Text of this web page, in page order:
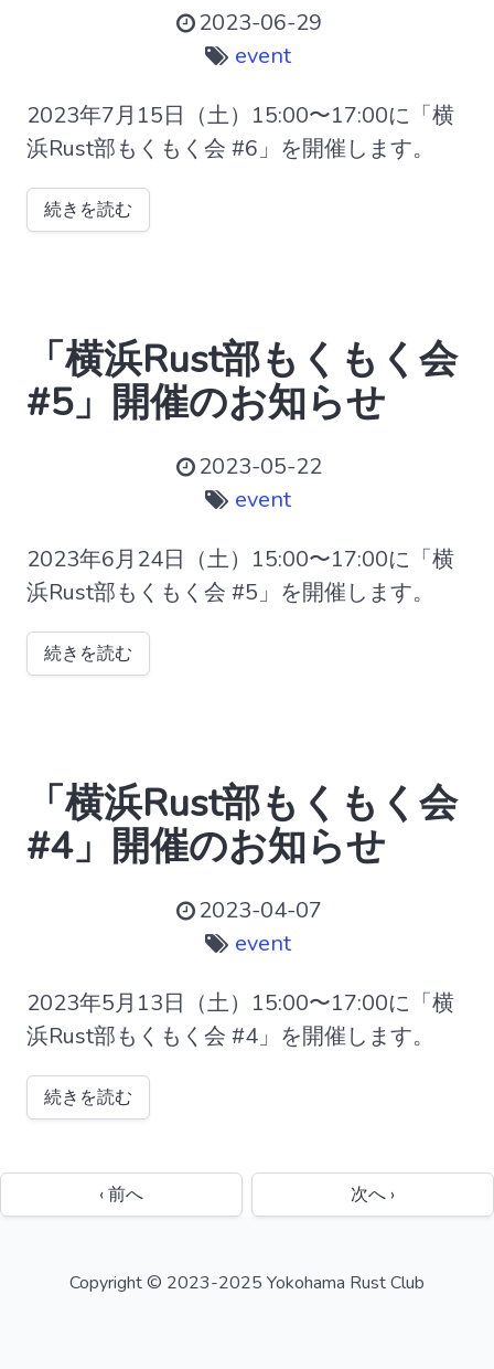
2023-06-29
event
2023年7月15日（土）15:00〜17:00に「横
浜Rust部もくもく会 #6」を開催します。
続きを読む
「横浜Rust部もくもく会
#5」開催のお知らせ
2023-05-22
event
2023年6月24日（土）15:00〜17:00に「横
浜Rust部もくもく会 #5」を開催します。
続きを読む
「横浜Rust部もくもく会
#4」開催のお知らせ
2023-04-07
event
2023年5月13日（土）15:00〜17:00に「横
浜Rust部もくもく会 #4」を開催します。
続きを読む
‹ 前へ 次へ ›
Copyright © 2023-2025 Yokohama Rust Club